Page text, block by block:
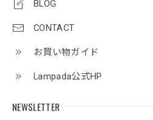
BLOG
CONTACT
お買い物ガイド
Lampada公式HP
NEWSLETTER